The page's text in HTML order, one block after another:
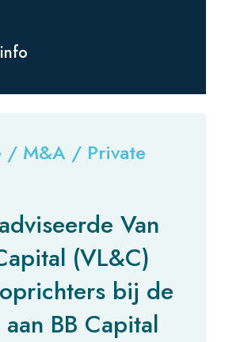
/ M&A / Private
Van
(VL&C)
bij de
BB Capital